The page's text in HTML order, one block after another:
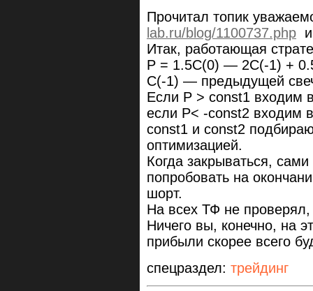
Прочитал топик
lab.ru/blog/1100737.php
Итак, работающая
Р = 1.5С(0) — 2С(-1) +
С(-1) — предыдущей
Если Р > const1 входим
если P< -const2 входим
const1 и const2
оптимизацией.
Когда закрываться,
попробовать на
шорт.
На всех ТФ не проверял,
Ничего вы, конечно, на
прибыли скорее всего
спецраздел: трейдинг